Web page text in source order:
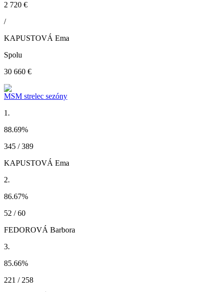
2 720 €
/
KAPUSTOVÁ Ema
Spolu
30 660 €
MSM strelec sezóny
1.
88.69%
345 / 389
KAPUSTOVÁ Ema
2.
86.67%
52 / 60
FEDOROVÁ Barbora
3.
85.66%
221 / 258